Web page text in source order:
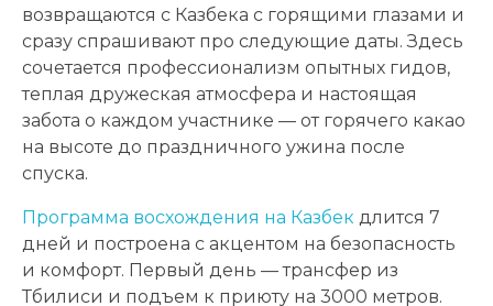
возвращаются с Казбека с горящими глазами и
сразу спрашивают про следующие даты. Здесь
сочетается профессионализм опытных гидов,
теплая дружеская атмосфера и настоящая
забота о каждом участнике — от горячего какао
на высоте до праздничного ужина после
спуска.
Программа восхождения на Казбек длится 7
дней и построена с акцентом на безопасность
и комфорт. Первый день — трансфер из
Тбилиси и подъем к приюту на 3000 метров.